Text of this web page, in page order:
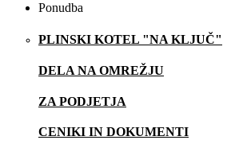
Ponudba
PLINSKI KOTEL "NA KLJUČ"
DELA NA OMREŽJU
ZA PODJETJA
CENIKI IN DOKUMENTI